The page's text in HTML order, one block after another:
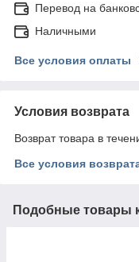
Перевод на
Наличными
Все условия оплаты
Условия возврата
Возврат товара в
Все условия
Подобные товары